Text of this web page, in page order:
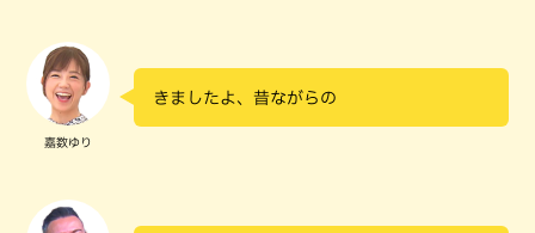
嘉数ゆり
きましたよ、昔ながらの